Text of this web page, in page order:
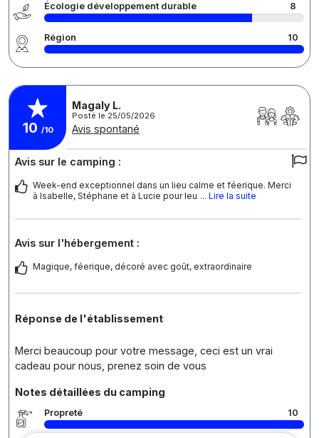
Écologie développement durable 8
Région 10
10 /10
Magaly L.
Posté le 25/05/2026
Avis spontané
Avis sur le camping :
Week-end exceptionnel dans un lieu calme et féerique. Merci
à Isabelle, Stéphane et à Lucie pour leu ... Lire la suite
Avis sur l'hébergement :
Magique, féerique, décoré avec goût, extraordinaire
Réponse de l'établissement
Merci beaucoup pour votre message, ceci est un vrai
cadeau pour nous, prenez soin de vous
Notes détaillées du camping
Propreté 10